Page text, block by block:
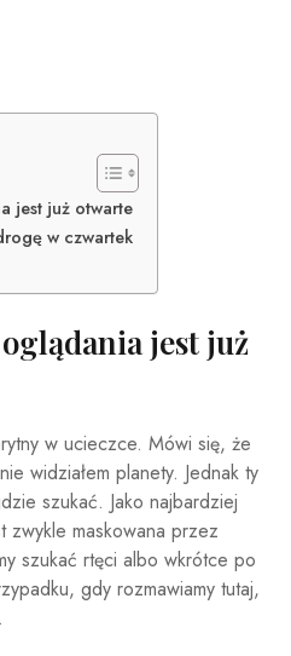
jest już otwarte
w czwartek
jest już
w ucieczce. Mówi się, że
widziałem planety. Jednak ty
szukać. Jako najbardziej
zwykle maskowana przez
szukać rtęci albo wkrótce po
gdy rozmawiamy tutaj,